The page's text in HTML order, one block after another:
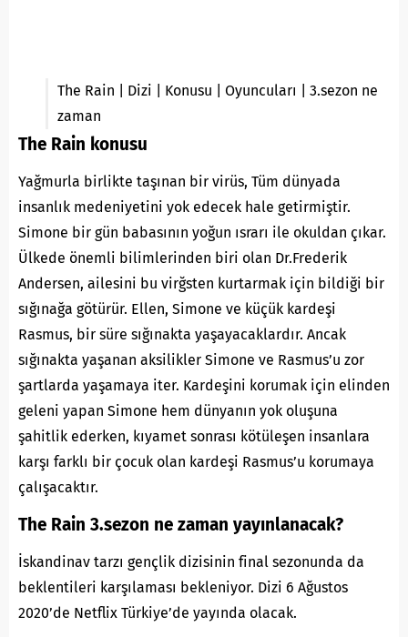
The Rain | Dizi | Konusu | Oyuncuları | 3.sezon ne
zaman
The Rain konusu
Yağmurla birlikte taşınan bir virüs, Tüm dünyada
insanlık medeniyetini yok edecek hale getirmiştir.
Simone bir gün babasının yoğun ısrarı ile okuldan çıkar.
Ülkede önemli bilimlerinden biri olan Dr.Frederik
Andersen, ailesini bu virğsten kurtarmak için bildiği bir
sığınağa götürür. Ellen, Simone ve küçük kardeşi
Rasmus, bir süre sığınakta yaşayacaklardır. Ancak
sığınakta yaşanan aksilikler Simone ve Rasmus’u zor
şartlarda yaşamaya iter. Kardeşini korumak için elinden
geleni yapan Simone hem dünyanın yok oluşuna
şahitlik ederken, kıyamet sonrası kötüleşen insanlara
karşı farklı bir çocuk olan kardeşi Rasmus’u korumaya
çalışacaktır.
The Rain 3.sezon ne zaman yayınlanacak?
İskandinav tarzı gençlik dizisinin final sezonunda da
beklentileri karşılaması bekleniyor. Dizi 6 Ağustos
2020’de Netflix Türkiye’de yayında olacak.